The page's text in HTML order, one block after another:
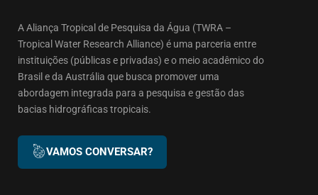
A Aliança Tropical de Pesquisa da Água (TWRA –
Tropical Water Research Alliance) é uma parceria entre
instituições (públicas e privadas) e o meio acadêmico do
Brasil e da Austrália que busca promover uma
abordagem integrada para a pesquisa e gestão das
bacias hidrográficas tropicais.
VAMOS CONVERSAR?